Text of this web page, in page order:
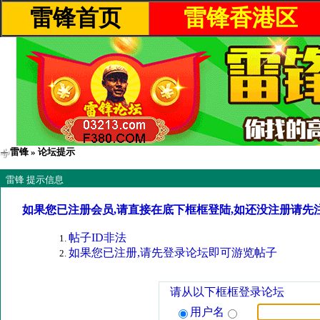
雷锋首页 雷锋香港区
雷锋 » 论坛提示
雷锋 提示信息
如果您已注册会员,请直接在底下框框登陆,如还没注册请先
帖子ID非法
如果您已注册,请先登录论坛即可游览帖子
请从以下框框登录论坛
用户名